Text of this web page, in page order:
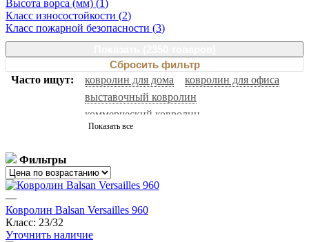
Высота ворса (мм) (1)
Класс износостойкости (2)
Класс пожарной безопасности (3)
Сбросить фильтр
Часто ищут:
ковролин для дома
ковролин для офиса
выставочный ковролин
коммерческий ковролин
натуральный ковролин
ковролин черный
ковролин нева тафт
бельгийский ковролин
ковролин для гостиниц
красный ковролин
сальса ковролин
фиолетовый ковролин
ковролин balta
ковролин sintelon
Показать все
Фильтры
—
Ковролин Balsan Versailles 960
Класс: 23/32
Уточнить наличие